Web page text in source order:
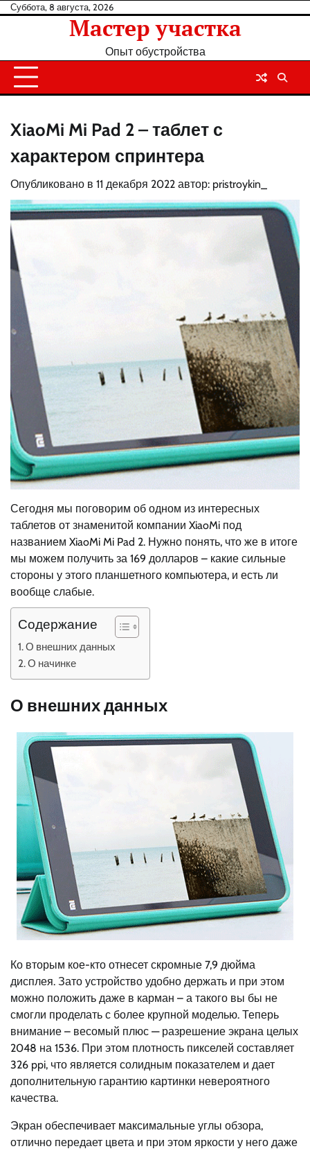
Перейти
Суббота, 8 августа, 2026
Мастер участка
Опыт обустройства
XiaoMi Mi Pad 2 – таблет с
характером спринтера
Опубликовано в 11 декабря 2022 автор: pristroykin_
Сегодня мы поговорим об одном из интересных
таблетов от знаменитой компании XiaoMi под
названием XiaoMi Mi Pad 2. Нужно понять, что же в итоге
мы можем получить за 169 долларов – какие сильные
стороны у этого планшетного компьютера, и есть ли
вообще слабые.
Содержание
О внешних данных
О начинке
О внешних данных
Ко вторым кое-кто отнесет скромные 7,9 дюйма
дисплея. Зато устройство удобно держать и при этом
можно положить даже в карман – а такого вы бы не
смогли проделать с более крупной моделью. Теперь
внимание – весомый плюс — разрешение экрана целых
2048 на 1536. При этом плотность пикселей составляет
326 ppi, что является солидным показателем и дает
дополнительную гарантию картинки невероятного
качества.
Экран обеспечивает максимальные углы обзора,
отлично передает цвета и при этом яркости у него даже